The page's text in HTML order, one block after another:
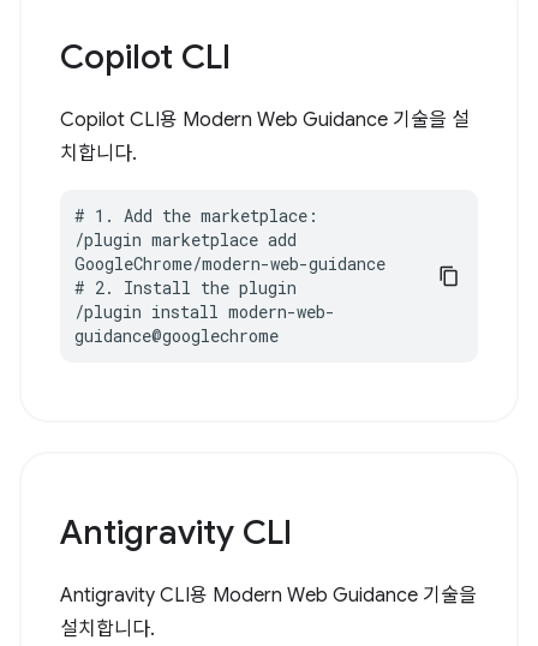
Copilot CLI
Copilot CLI용 Modern Web Guidance 기술을 설
치합니다.
# 1. Add the marketplace:
/plugin marketplace add
GoogleChrome/modern-web-guidance
# 2. Install the plugin
/plugin install modern-web-
guidance@googlechrome
Antigravity CLI
Antigravity CLI용 Modern Web Guidance 기술을
설치합니다.